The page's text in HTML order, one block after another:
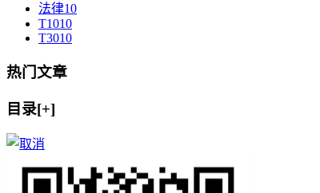
法律10
T1010
T3010
热门文章
目录[+]